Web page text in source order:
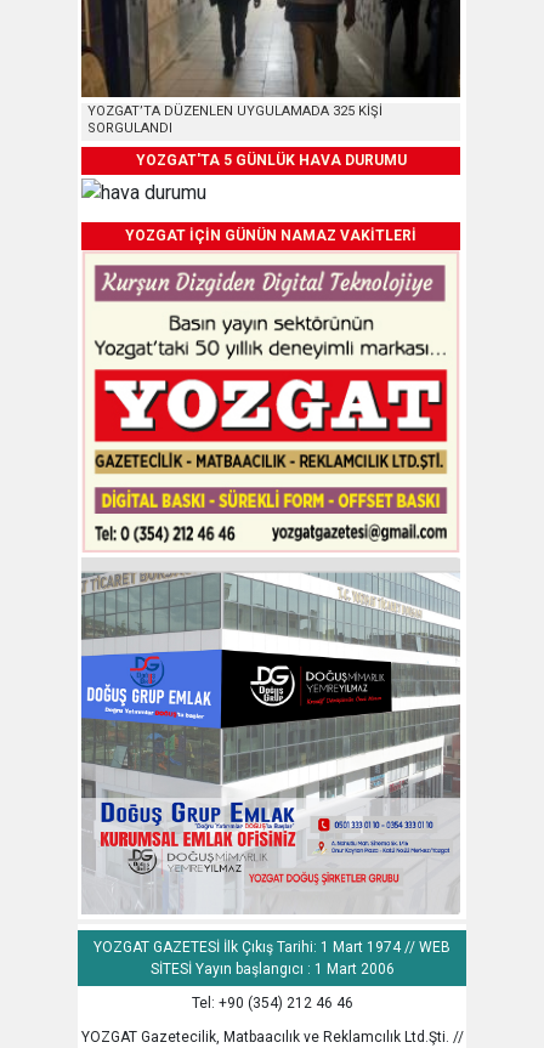
YOZGAT’TA DÜZENLEN UYGULAMADA 325 KİŞİ
SORGULANDI
YOZGAT'TA 5 GÜNLÜK HAVA DURUMU
YOZGAT İÇİN GÜNÜN NAMAZ VAKİTLERİ
YOZGAT GAZETESİ İlk Çıkış Tarihi: 1 Mart 1974 // WEB
SİTESİ Yayın başlangıcı : 1 Mart 2006
Tel: +90 (354) 212 46 46
YOZGAT Gazetecilik, Matbaacılık ve Reklamcılık Ltd.Şti. //